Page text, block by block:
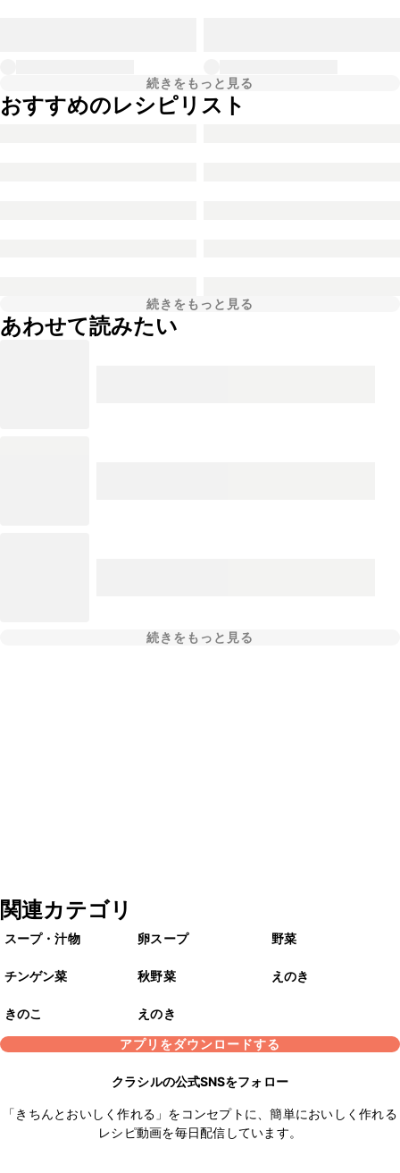
続きをもっと見る
おすすめのレシピリスト
続きをもっと見る
あわせて読みたい
続きをもっと見る
関連カテゴリ
スープ・汁物 卵スープ 野菜
チンゲン菜 秋野菜 えのき
きのこ
えのき
アプリをダウンロードする
クラシルの公式SNSをフォロー
「きちんとおいしく作れる」をコンセプトに、簡単においしく作れる
レシピ動画を毎日配信しています。